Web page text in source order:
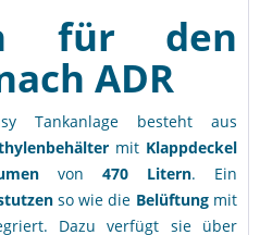
für den
ADR
Tankanlage besteht aus
mitKlappdeckel
von 470 Litern. Ein
so wie die Belüftungmit
Dazu verfügt sie über